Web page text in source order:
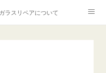
ガラスリペアについて